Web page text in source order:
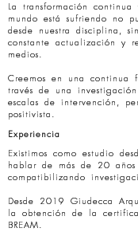
La transformación
mundo está sufriendo no
desde nuestra disciplina,
constante actualización y
medios.
Creemos en una continua
través de una
escalas de intervención,
positivista.
Experiencia
Existimos como estudio
hablar de más de 20
compatibilizando
Desde 2019 Giudecca
la obtención de la
BREAM.